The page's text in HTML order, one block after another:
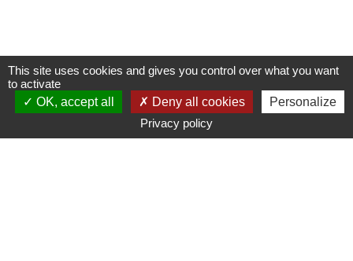
This site uses cookies and gives you control over what you want
to activate
OK, accept all
Deny all cookies
Personalize
Privacy policy